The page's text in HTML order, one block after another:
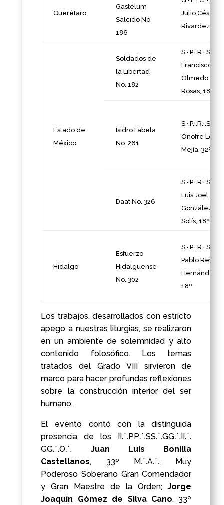
Querétaro
Gastélum
Salcido No.
186
Julio César
Rivardez 30°
Estado de
México
Soldados de
la Libertad
No. 182
S.·.P.·.R.·.S.·.
Francisco
Olmedo
Rosas, 18º.
Isidro Fabela
No. 261
S.·.P.·.R.·.S.·.
Onofre
Mejía, 32º.
Daat No. 326
S.·.P.·.R.·.S.·.
Luis Joel
González
Solís, 18º.
Hidalgo
Esfuerzo
Hidalguense
No. 302
S.·.P.·.R.·.S.·.
Pablo Reyes
Hernández,
18º.
Los trabajos, desarrollados con estricto
apego a nuestras liturgias, se realizaron
en un ambiente de solemnidad y alto
contenido folosófico. Los temas
tratados del Grado VIII sirvieron de
marco para hacer profundas reflexiones
sobre la construcción interior del ser
humano.
El evento contó con la distinguida
presencia de los I
I⸫PP⸫SS⸫GG⸫II⸫
GG⸫O⸫ Juan Luis Bonilla
Castellanos, 33º M⸫A⸫, Muy
Poderoso Soberano Gran Comendador
y Gran Maestre de la Orden;Jorge
Joaquín Gómez de Silva Cano, 33º